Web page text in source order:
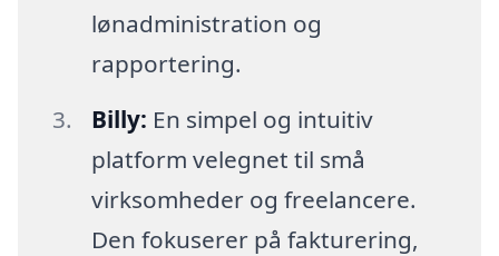
lønadministration og
rapportering.
Billy: En simpel og intuitiv
platform velegnet til små
virksomheder og freelancere.
Den fokuserer på fakturering,